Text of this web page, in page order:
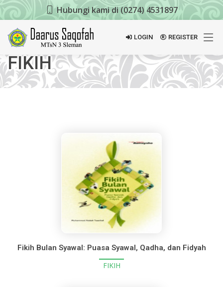
Hubungi kami di (0274) 4531897
LOGIN REGISTER
FIKIH
Fikih Bulan Syawal: Puasa Syawal, Qadha, dan Fidyah
FIKIH